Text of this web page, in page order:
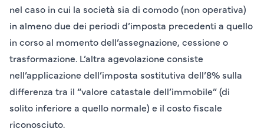
nel caso in cui la società sia di comodo (non operativa)
in almeno due dei periodi d’imposta precedenti a quello
in corso al momento dell’assegnazione, cessione o
trasformazione. L’altra agevolazione consiste
nell’applicazione dell’imposta sostitutiva dell’8% sulla
differenza tra il “valore catastale dell’immobile” (di
solito inferiore a quello normale) e il costo fiscale
riconosciuto.